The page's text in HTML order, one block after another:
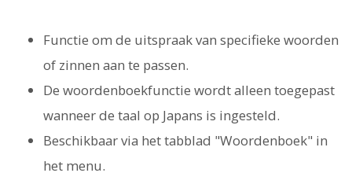
Functie om de uitspraak van specifieke woorden
of zinnen aan te passen.
De woordenboekfunctie wordt alleen toegepast
wanneer de taal op Japans is ingesteld.
Beschikbaar via het tabblad "Woordenboek" in
het menu.